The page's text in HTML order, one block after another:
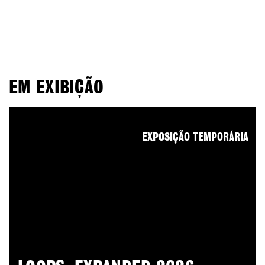
EM EXIBIÇÃO
EXPOSIÇÃO TEMPORÁRIA